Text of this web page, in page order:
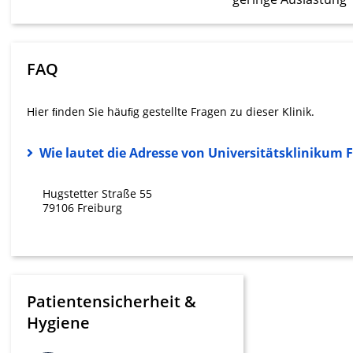
FAQ
Hier ﬁnden Sie häuﬁg gestellte Fragen zu dieser Klinik.
Wie lautet die Adresse von Universitätsklinikum
Hugstetter Straße 55
79106 Freiburg
Patientensicherheit &
Hygiene
Analyse von Zielgruppen durch Statistiken oder
Entwicklung und Verbesserung der Angebote
Verwendung reduzierter Daten zur Auswahl von Inhalten
Verwendung genauer Standortdaten
Nicht-IAB-Verarbeitungszwecke:
Performance